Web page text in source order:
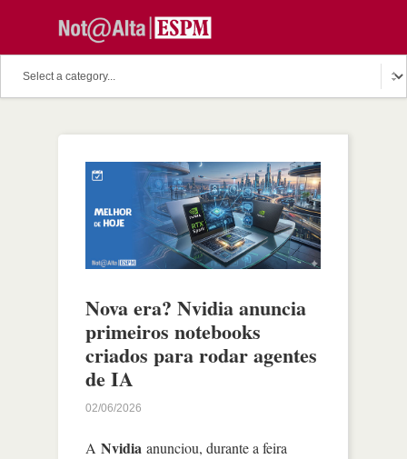
Nova era? Nvidia anuncia
primeiros notebooks
criados para rodar agentes
de IA
02/06/2026
A Nvidia anunciou, durante a feira